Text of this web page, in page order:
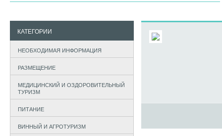
КАТЕГОРИИ
НЕОБХОДИМАЯ ИНФОРМАЦИЯ
РАЗМЕЩЕНИЕ
МЕДИЦИНСКИЙ И ОЗДОРОВИТЕЛЬНЫЙ
ТУРИЗМ
ПИТАНИЕ
ВИННЫЙ И АГРОТУРИЗМ